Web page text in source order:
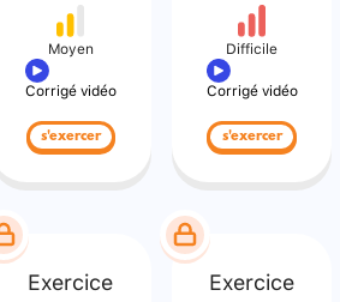
Moyen
Corrigé vidéo
s'exercer
Difficile
Corrigé vidéo
s'exercer
Exercice Exercice